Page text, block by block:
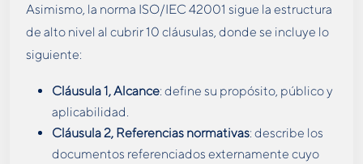
Asimismo, la norma ISO/IEC 42001 sigue la estructura
de alto nivel al cubrir 10 cláusulas, donde se incluye lo
siguiente:
Cláusula 1, Alcance: define su propósito, público y
aplicabilidad.
Cláusula 2, Referencias normativas: describe los
documentos referenciados externamente cuyo